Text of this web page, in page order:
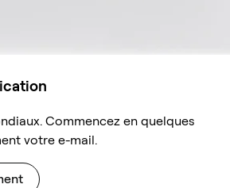
Commencez en quelques
votre e-mail.